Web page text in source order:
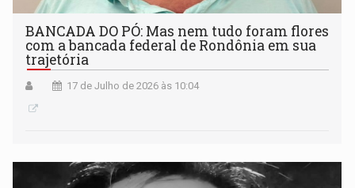
BANCADA DO PÓ: Mas nem tudo foram flores
com a bancada federal de Rondônia em sua
trajetória
17 de Julho de 2026 às 10:04